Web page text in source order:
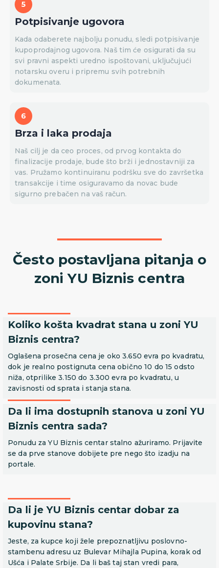
Potpisivanje ugovora
Kada odaberete najbolju ponudu, sledi potpisivanje
kupoprodajnog ugovora. Naš tim će osigurati da su
svi pravni aspekti uredno ispoštovani, uključujući
notarsku overu i pripremu svih potrebnih
dokumenata.
Brza i laka prodaja
Naš cilj je da ceo proces, od prvog kontakta do
finalizacije prodaje, bude što brži i jednostavniji za
vas. Pružamo kontinuiranu podršku sve do završetka
transakcije i time osiguravamo da novac bude
sigurno prebačen na vaš račun.
Često postavljana pitanja o
zoni YU Biznis centra
Koliko košta kvadrat stana u zoni YU
Biznis centra?
Oglašena prosečna cena je oko 3.650 evra po kvadratu,
dok je realno postignuta cena obično 10 do 15 odsto
niža, otprilike 3.150 do 3.300 evra po kvadratu, u
zavisnosti od sprata i stanja stana.
Da li ima dostupnih stanova u zoni YU
Biznis centra sada?
Ponudu za YU Biznis centar stalno ažuriramo. Prijavite
se da prve stanove dobijete pre nego što izadju na
portale.
Da li je YU Biznis centar dobar za
kupovinu stana?
Jeste, za kupce koji žele prepoznatljivu poslovno-
stambenu adresu uz Bulevar Mihajla Pupina, korak od
Ušća i Palate Srbije. Da li baš taj stan vredi para,